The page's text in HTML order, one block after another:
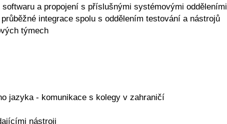
a propojení s příslušnými systémovými odděleními
integrace spolu s oddělením testování a nástrojů
týmech
jazyka - komunikace s kolegy v zahraničí
nástroji